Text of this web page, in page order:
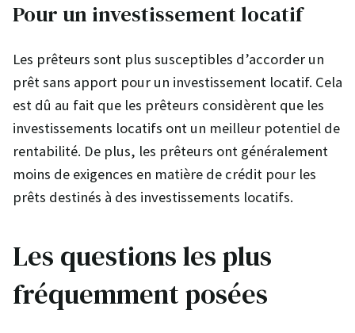
Pour un investissement locatif
Les prêteurs sont plus susceptibles d’accorder un
prêt sans apport pour un investissement locatif. Cela
est dû au fait que les prêteurs considèrent que les
investissements locatifs ont un meilleur potentiel de
rentabilité. De plus, les prêteurs ont généralement
moins de exigences en matière de crédit pour les
prêts destinés à des investissements locatifs.
Les questions les plus
fréquemment posées